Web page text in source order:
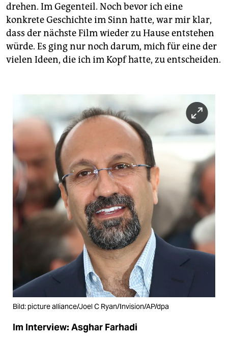
drehen. Im Gegenteil. Noch bevor ich eine
konkrete Geschichte im Sinn hatte, war mir klar,
dass der nächste Film wieder zu Hause entstehen
würde. Es ging nur noch darum, mich für eine der
vielen Ideen, die ich im Kopf hatte, zu entscheiden.
Bild: picture alliance/Joel C Ryan/Invision/AP/dpa
Im Interview: Asghar Farhadi